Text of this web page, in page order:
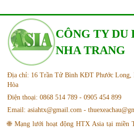
CÔNG TY
NHA TRANG
Địa chỉ: 16 Trần Tử Bình KĐT Phước Long,
Hòa
Điện thoại: 0868 514 789 - 0905 454 899
Email: asiahtx@gmail.com -
🌐 Mạng lưới hoạt động HTX Asia tại miền